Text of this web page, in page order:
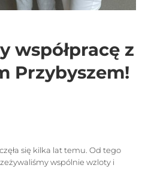
współpracę z
Przybyszem!
się kilka lat temu. Od tego
wspólnie wzloty i